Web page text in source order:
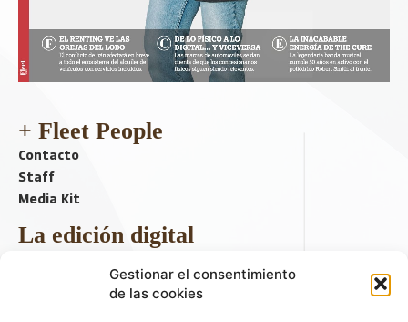
Gestionar el consentimiento
de las cookies
+ Fleet People
Contacto
Staff
Media Kit
La edición digital
Descargar último ejemplar
ir a hemeroteca